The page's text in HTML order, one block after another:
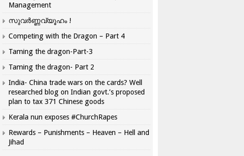
Management
സുവർണ്ണവ്യൂഹം !
Competing with the Dragon – Part 4
Taming the dragon-Part-3
Taming the dragon- Part 2
India- China trade wars on the cards? Well
researched blog on Indian govt.’s proposed
plan to tax 371 Chinese goods
Kerala nun exposes #ChurchRapes
Rewards – Punishments – Heaven – Hell and
Jihad